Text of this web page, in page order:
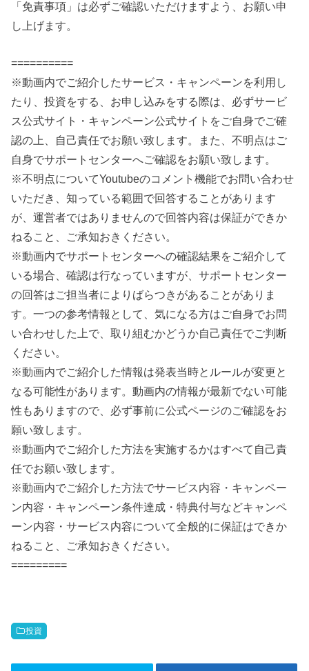
「免責事項」は必ずご確認いただけますよう、お願い申
し上げます。
==========
※動画内でご紹介したサービス・キャンペーンを利用し
たり、投資をする、お申し込みをする際は、必ずサービ
ス公式サイト・キャンペーン公式サイトをご自身でご確
認の上、自己責任でお願い致します。また、不明点はご
自身でサポートセンターへご確認をお願い致します。
※不明点についてYoutubeのコメント機能でお問い合わせ
いただき、知っている範囲で回答することがあります
が、運営者ではありませんので回答内容は保証ができか
ねること、ご承知おきください。
※動画内でサポートセンターへの確認結果をご紹介して
いる場合、確認は行なっていますが、サポートセンター
の回答はご担当者によりばらつきがあることがありま
す。一つの参考情報として、気になる方はご自身でお問
い合わせした上で、取り組むかどうか自己責任でご判断
ください。
※動画内でご紹介した情報は発表当時とルールが変更と
なる可能性があります。動画内の情報が最新でない可能
性もありますので、必ず事前に公式ページのご確認をお
願い致します。
※動画内でご紹介した方法を実施するかはすべて自己責
任でお願い致します。
※動画内でご紹介した方法でサービス内容・キャンペー
ン内容・キャンペーン条件達成・特典付与などキャンペ
ーン内容・サービス内容について全般的に保証はできか
ねること、ご承知おきください。
=========
投資